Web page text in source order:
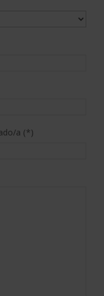
a (*)